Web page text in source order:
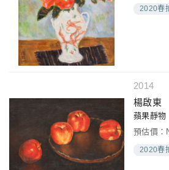
2020春
2014
楊啟東
蘋果靜物
預估價：
2020春